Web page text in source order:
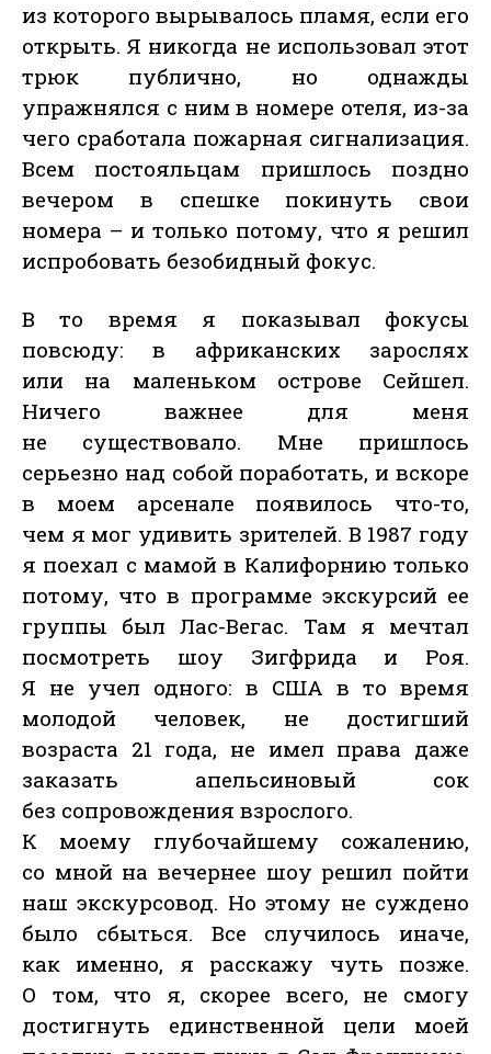
из которого вырывалось пламя, если его
открыть. Я никогда не использовал этот
трюк публично, но однажды
упражнялся с ним в номере отеля, из-за
чего сработала пожарная сигнализация.
Всем постояльцам пришлось поздно
вечером в спешке покинуть свои
номера – и только потому, что я решил
испробовать безобидный фокус.
В то время я показывал фокусы
повсюду: в африканских зарослях
или на маленьком острове Сейшел.
Ничего важнее для меня
не существовало. Мне пришлось
серьезно над собой поработать, и вскоре
в моем арсенале появилось что-то,
чем я мог удивить зрителей. В 1987 году
я поехал с мамой в Калифорнию только
потому, что в программе экскурсий ее
группы был Лас-Вегас. Там я мечтал
посмотреть шоу Зигфрида и Роя.
Я не учел одного: в США в то время
молодой человек, не достигший
возраста 21 года, не имел права даже
заказать апельсиновый сок
без сопровождения взрослого.
К моему глубочайшему сожалению,
со мной на вечернее шоу решил пойти
наш экскурсовод. Но этому не суждено
было сбыться. Все случилось иначе,
как именно, я расскажу чуть позже.
О том, что я, скорее всего, не смогу
достигнуть единственной цели моей